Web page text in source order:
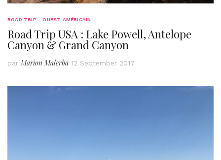
ROAD TRIP - OUEST AMÉRICAIN
Road Trip USA : Lake Powell, Antelope
Canyon & Grand Canyon
parMarion Malerba 12 September 2017